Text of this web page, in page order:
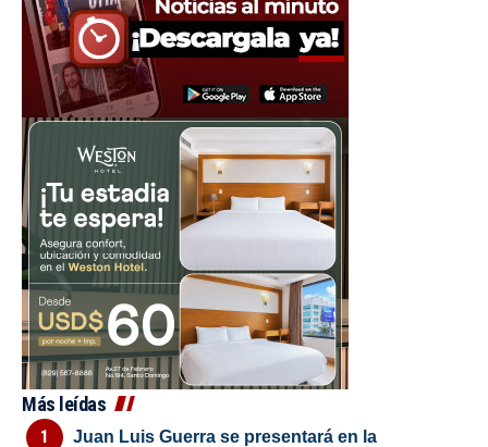
Más leídas
Juan Luis Guerra se presentará en la